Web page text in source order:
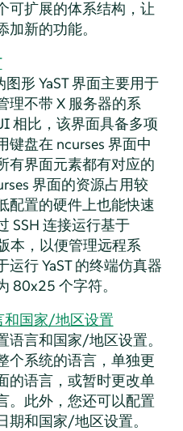
可扩展的体系结构，让
新的功能。
形 YaST 界面主要用于
理不带 X 服务器的系
相比，该界面具备多项
键盘在 ncurses 界面中
有界面元素都有对应的
界面的资源占用较
配置的硬件上也能快速
SSH 连接运行基于
本，以便管理远程系
运行 YaST 的终端仿真器
80x25 个字符。
和国家/地区设置
语言和国家/地区设置。
个系统的语言，单独更
的语言，或暂时更改单
。此外，您还可以配置
期和国家/地区设置。